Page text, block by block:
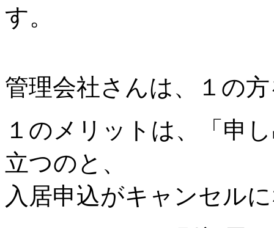
す。
管理会社さんは、１の
１のメリットは、「申
立つのと、
入居申込がキャンセル